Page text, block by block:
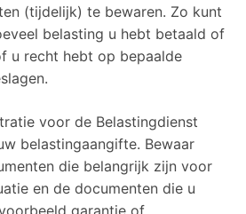
(tijdelijk) te bewaren. Zo kunt
belasting u hebt betaald of
u recht hebt op bepaalde
voor de Belastingdienst
belastingaangifte. Bewaar
die belangrijk zijn voor
en de documenten die u